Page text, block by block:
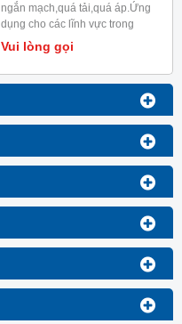
ngắn mạch,quá tải,quá áp.Ứng
dụng cho các lĩnh vực trong
công nghiệp.
Vui lòng gọi